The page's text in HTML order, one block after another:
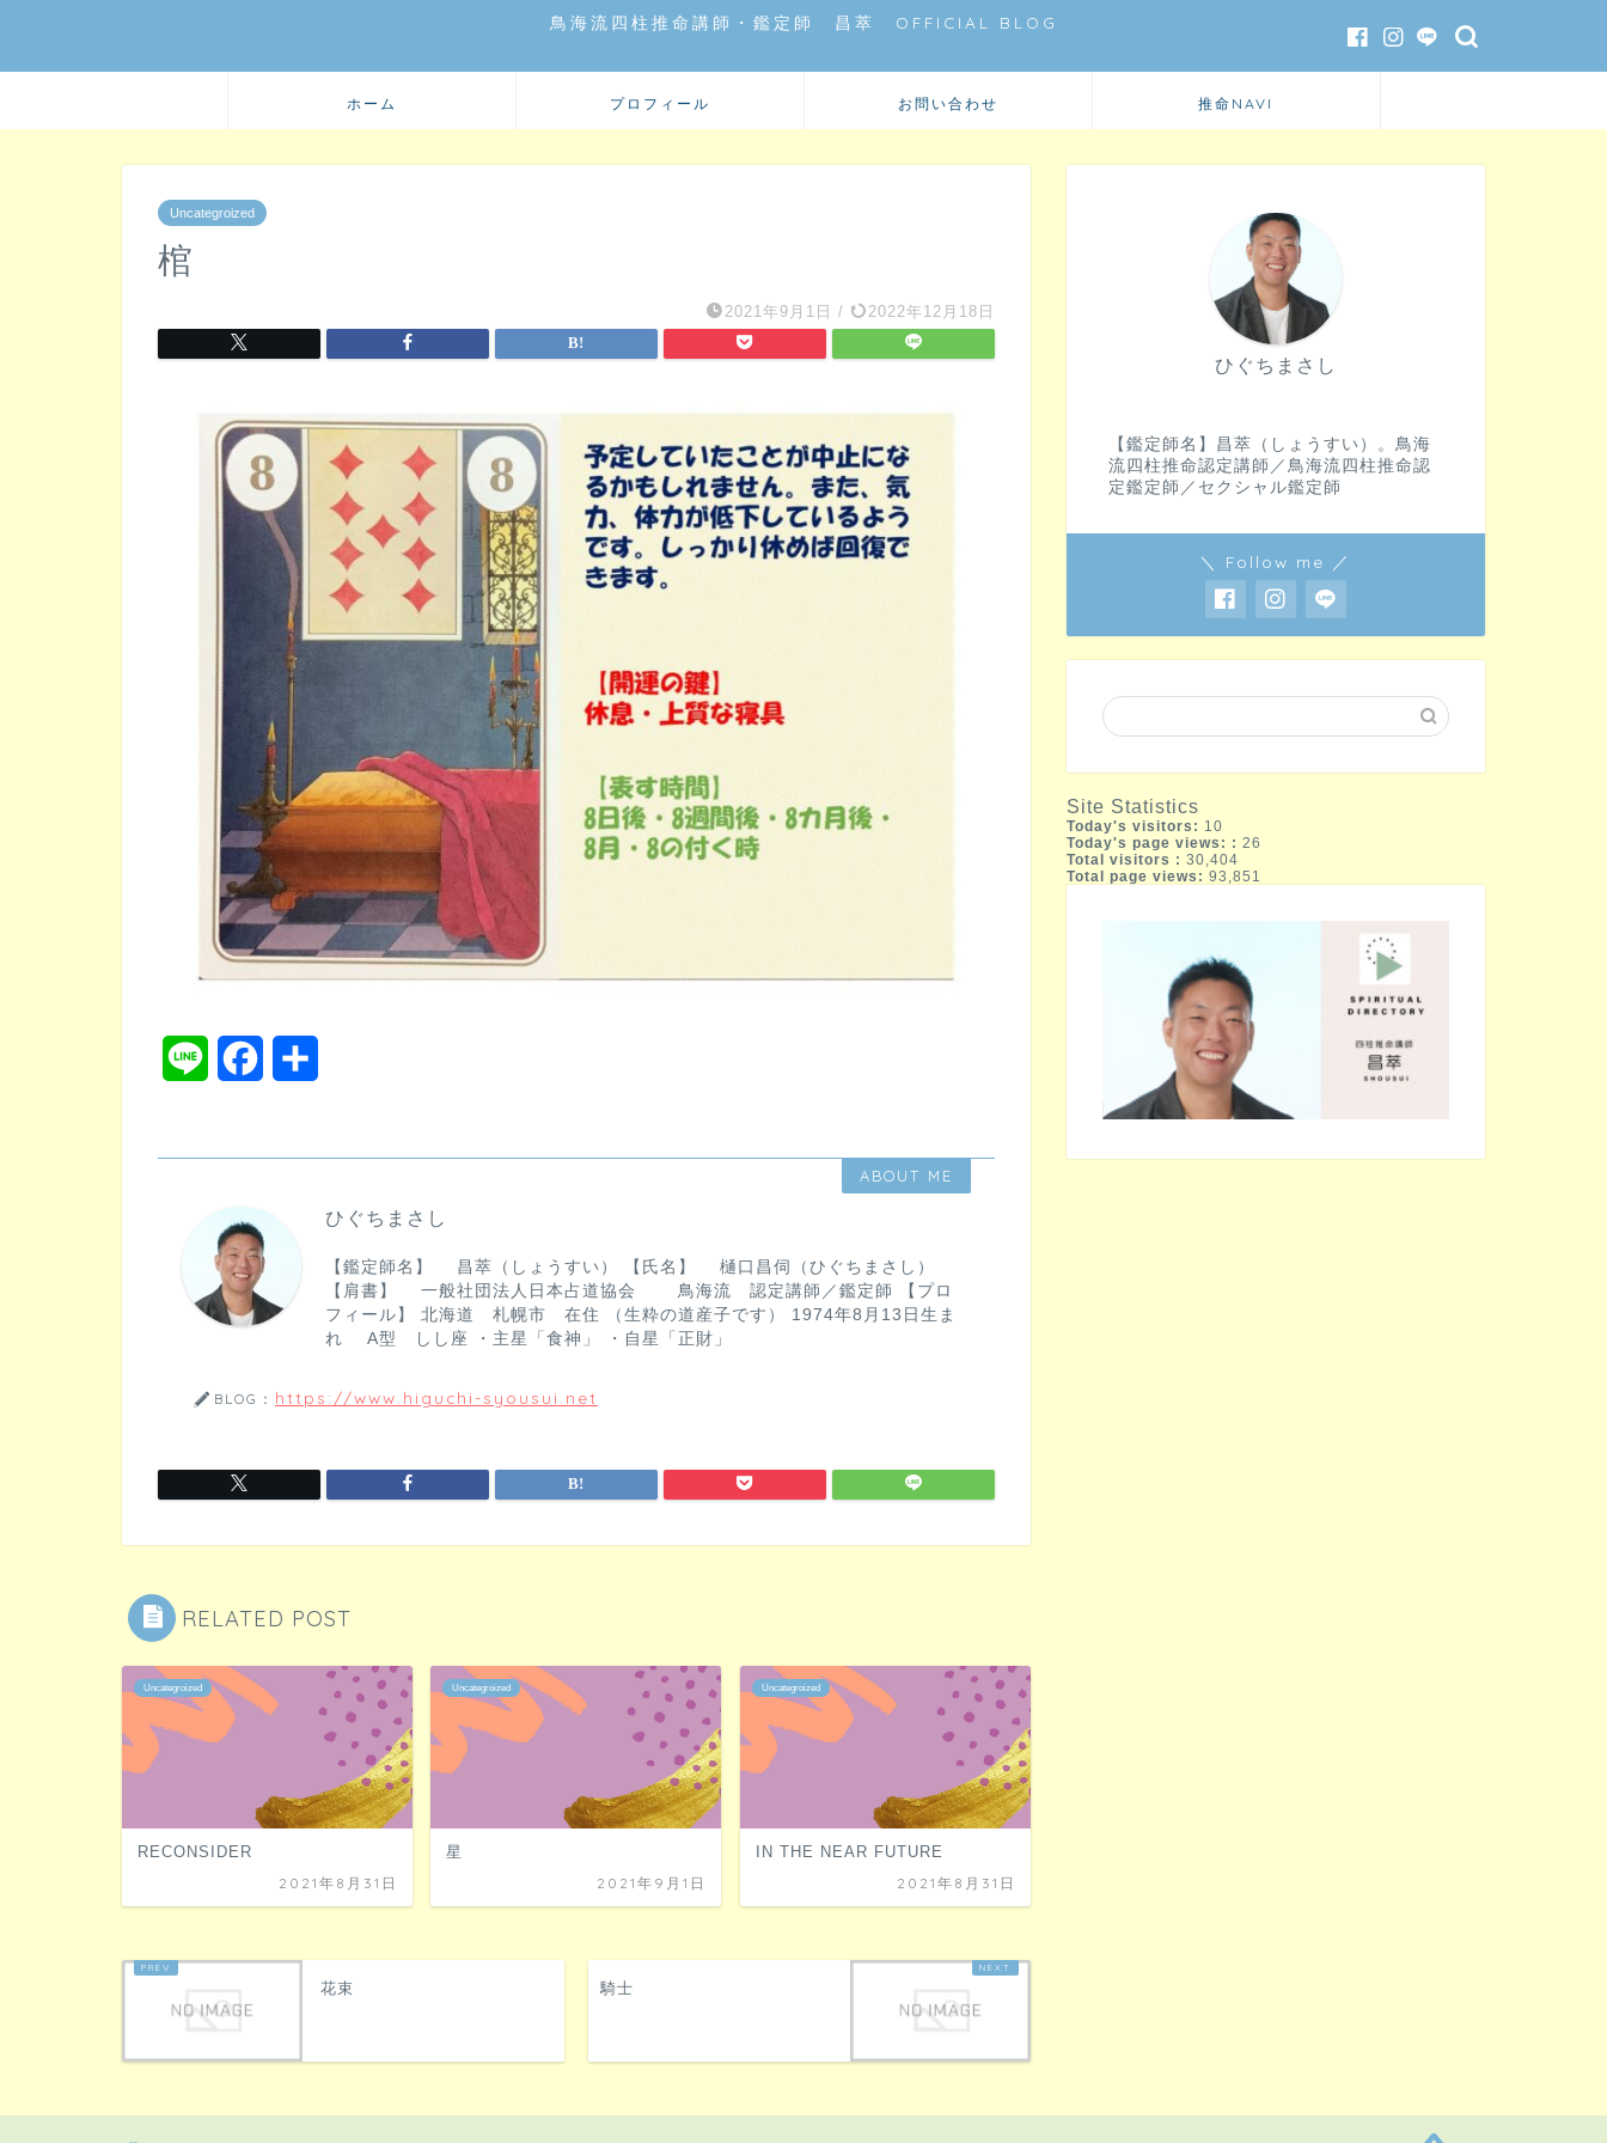
鳥海流四柱推命講師・鑑定師 昌萃 OFFICIAL BLOG
ホーム プロフィール お問い合わせ 推命NAVI
Uncategroized
棺
2021年9月1日 / 2022年12月18日
b
ABOUT ME
ひぐちまさし
【鑑定師名】 昌萃（しょうすい） 【氏名】 樋口昌伺（ひぐちまさし）
【肩書】 一般社団法人日本占道協会 鳥海流 認定講師／鑑定師 【プロ
フィール】 北海道 札幌市 在住 （生粋の道産子です） 1974年8月13日生ま
れ A型 しし座 ・主星「食神」 ・自星「正財」
BLOG： https://www.higuchi-syousui.net
RELATED POST
Uncategroized
RECONSIDER
2021年8月31日
Uncategroized
星
2021年9月1日
Uncategroized
IN THE NEAR FUTURE
2021年8月31日
花束 騎士
ひぐちまさし
【鑑定師名】昌萃（しょうすい）。鳥海
流四柱推命認定講師／鳥海流四柱推命認
定鑑定師／セクシャル鑑定師
＼ Follow me ／
Site Statistics
Today's visitors: 10
Today's page views: : 26
Total visitors : 30,404
Total page views: 93,851